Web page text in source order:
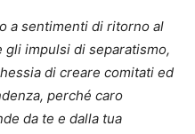
a sentimenti di ritorno al
gli impulsi di separatismo,
di creare comitati ed
perché caro
da te e dalla tua